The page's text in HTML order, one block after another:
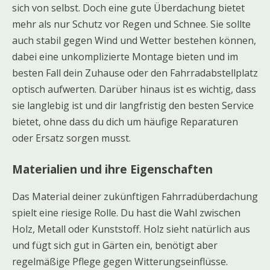
sich von selbst. Doch eine gute Überdachung bietet
mehr als nur Schutz vor Regen und Schnee. Sie sollte
auch stabil gegen Wind und Wetter bestehen können,
dabei eine unkomplizierte Montage bieten und im
besten Fall dein Zuhause oder den Fahrradabstellplatz
optisch aufwerten. Darüber hinaus ist es wichtig, dass
sie langlebig ist und dir langfristig den besten Service
bietet, ohne dass du dich um häufige Reparaturen
oder Ersatz sorgen musst.
Materialien und ihre Eigenschaften
Das Material deiner zukünftigen Fahrradüberdachung
spielt eine riesige Rolle. Du hast die Wahl zwischen
Holz, Metall oder Kunststoff. Holz sieht natürlich aus
und fügt sich gut in Gärten ein, benötigt aber
regelmäßige Pflege gegen Witterungseinflüsse.